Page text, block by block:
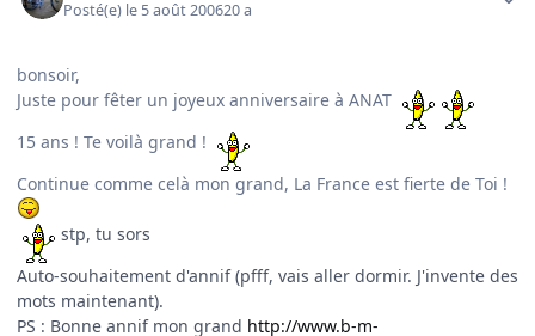
Posté(e) le 5 août 200620 a
bonsoir,
Juste pour fêter un joyeux anniversaire à ANAT
15 ans ! Te voilà grand !
Continue comme celà mon grand, La France est fierte de Toi !
stp, tu sors
Auto-souhaitement d'annif (pfff, vais aller dormir. J'invente des
mots maintenant).
PS : Bonne annif mon grand http://www.b-m-